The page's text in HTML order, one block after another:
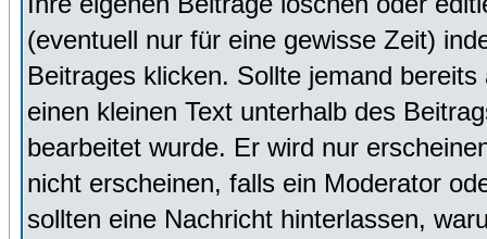
(eventuell nur für eine gewisse Zeit)
Beitrages klicken. Sollte jemand
einen kleinen Text unterhalb des
bearbeitet wurde. Er wird nur
nicht erscheinen, falls ein Moderator
sollten eine Nachricht hinterlassen,